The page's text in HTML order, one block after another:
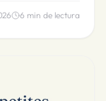
clients
6 min de lectura